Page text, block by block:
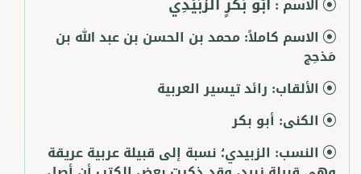
الاسم كاملاً: محمد بن الحسن بن عبد الله بن
مَذحِج
الألقاب: رائد تيسير العربية
الكنى: أبو بكر
النسب: الزبيدي؛ نسبة إلى قبيلة عربية عريقة